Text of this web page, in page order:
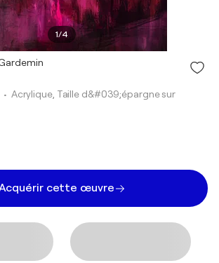
1/4
• Acrylique, Taille d&#039;épargne sur
cette œuvre